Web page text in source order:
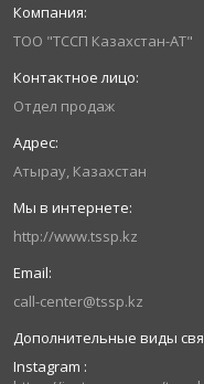
ТОО "ТССП Казахстан-АТ"
Отдел продаж
Атырау, Казахстан
http://www.tssp.kz
call-center@tssp.kz
Instagram